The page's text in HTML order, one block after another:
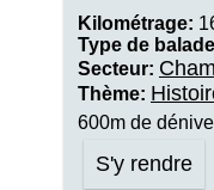
Kilométrage:
Type de
Secteur:
Thème:
600m de
S'y rendre